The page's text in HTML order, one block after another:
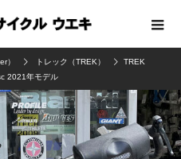
） トレック（TREK）
TREK
2021年モデル